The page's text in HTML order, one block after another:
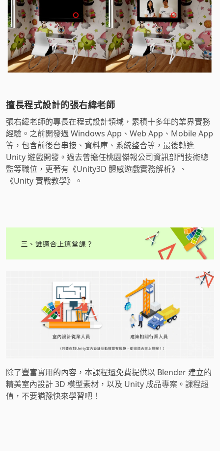
擅長程式設計的張右緯老師
張右緯老師的專長在程式設計領域，累積十多年的業界實務
經驗。之前開發過 Windows App、Web App、Mobile App
等，包含前後台串接、資料庫、系統整合等，最後轉進
Unity 遊戲開發。過去曾擔任桃園傑報公司資訊部門技術總
監等職位，更著有《Unity3D 體感遊戲實務解析》、
《Unity 實戰教學》。
除了豐富實用的內容，本課程還免費提供以 Blender 建立的
精美室內設計 3D 模型素材，以及 Unity 成品專案。課程超
值，不要猶豫快來學習吧！